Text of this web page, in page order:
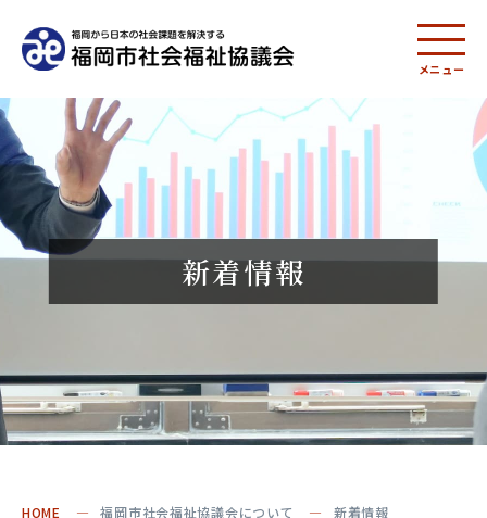
メニュー
新着情報
HOME 福岡市社会福祉協議会について 新着情報